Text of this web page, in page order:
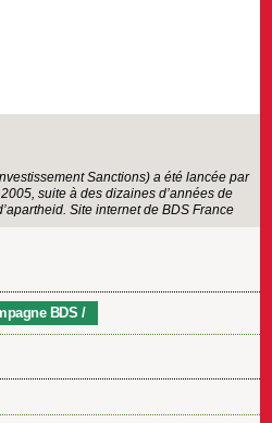
Sanctions) a été lancée par
suite à des dizaines d’années de
Site internet de BDS France
BDS